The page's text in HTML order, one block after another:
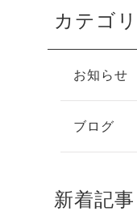
カテゴ
お知らせ
ブログ
新着記事